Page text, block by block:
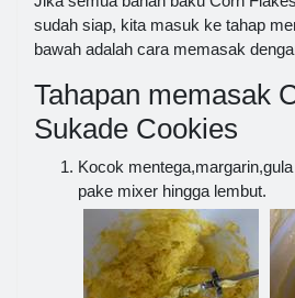
sudah siap, kita masuk ke tahap
bawah adalah cara memasak
Tahapan memasak
Sukade Cookies
Kocok
pake mixer hingga lembut.